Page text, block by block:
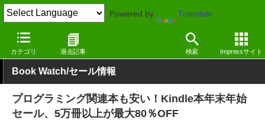
Powered by Translate
カテゴリ 過去記事 検索 Impressサイト
窓の杜 電子書籍・本 Kindle
Book Watch/セール情報
プログラミング関連本も安い！Kindle本年末年始
セール、5万冊以上が最大80％OFF